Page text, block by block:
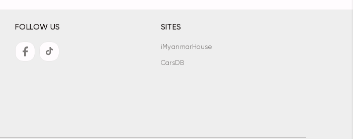
FOLLOW US SITES
iMyanmarHouse
CarsDB